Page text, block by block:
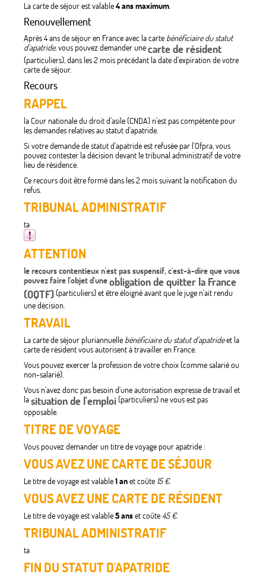
La carte de séjour est valable4 ans maximum.
Renouvellement
Après 4 ans de séjour en France avec la carte bénéficiaire du statut
d'apatride, vous pouvez demander unecarte de résident
(particuliers), dans les 2 mois précédant la date d'expiration de votre
carte de séjour.
Recours
RAPPEL
la Cour nationale du droit d'asile (CNDA) n'est pas compétente pour
les demandes relatives au statut d'apatride.
Si votre demande de statut d'apatride est refusée par l'Ofpra, vous
pouvez contester la décision devant le tribunal administratif de votre
lieu de résidence.
Ce recours doit être formé dans les 2 mois suivant la notification du
refus.
TRIBUNAL ADMINISTRATIF
ta
ATTENTION
le recours contentieux n'est pas suspensif, c'est-à-dire que vous
pouvez faire l'objet d'uneobligation de quitter la France
(OQTF)(particuliers) et être éloigné avant que le juge n'ait rendu
une décision.
TRAVAIL
La carte de séjour pluriannuelle bénéficiaire du statut d'apatrideet la
carte de résident vous autorisent à travailler en France.
Vous pouvez exercer la profession de votre choix (comme salarié ou
non-salarié).
Vous n'avez donc pas besoin d'une autorisation expresse de travail et
lasituation de l'emploi(particuliers) ne vous est pas
opposable.
TITRE DE VOYAGE
Vous pouvez demander un titre de voyage pour apatride :
VOUS AVEZ UNE CARTE DE SÉJOUR
Le titre de voyage est valable1 anet coûte 15 €.
VOUS AVEZ UNE CARTE DE RÉSIDENT
Le titre de voyage est valable5 anset coûte 45 €.
TRIBUNAL ADMINISTRATIF
ta
FIN DU STATUT D'APATRIDE